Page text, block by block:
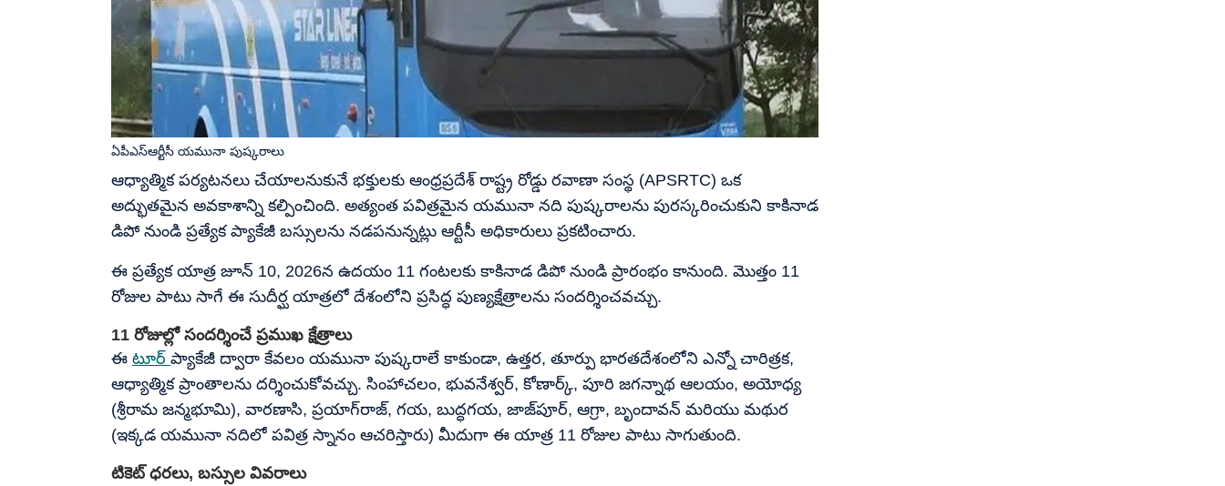
ఆధ్యాత్మిక పర్యటనలు చేయాలనుకునే భక్తులకు ఆంధ్రప్రదేశ్ రాష్ట్ర రోడ్డు రవాణా సంస్థ (APSRTC) ఒక
అద్భుతమైన అవకాశాన్ని కల్పించింది. అత్యంత పవిత్రమైన యమునా నది పుష్కరాలను పురస్కరించుకుని కాకినాడ
డిపో నుండి ప్రత్యేక ప్యాకేజీ బస్సులను నడపనున్నట్లు ఆర్టీసీ అధికారులు ప్రకటించారు.
ఏపీఎస్ఆర్టీసీ యమునా పుష్కరాలు
ఈ ప్రత్యేక యాత్ర జూన్ 10, 2026న ఉదయం 11 గంటలకు కాకినాడ డిపో నుండి ప్రారంభం కానుంది. మొత్తం 11
రోజుల పాటు సాగే ఈ సుదీర్ఘ యాత్రలో దేశంలోని ప్రసిద్ధ పుణ్యక్షేత్రాలను సందర్శించవచ్చు.
11 రోజుల్లో సందర్శించే ప్రముఖ క్షేత్రాలు
ఈ టూర్ ప్యాకేజీ ద్వారా కేవలం యమునా పుష్కరాలే కాకుండా, ఉత్తర, తూర్పు భారతదేశంలోని ఎన్నో చారిత్రక,
ఆధ్యాత్మిక ప్రాంతాలను దర్శించుకోవచ్చు. సింహాచలం, భువనేశ్వర్, కోణార్క్, పూరి జగన్నాథ ఆలయం, అయోధ్య
(శ్రీరామ జన్మభూమి), వారణాసి, ప్రయాగ్‌రాజ్, గయ, బుద్ధగయ, జాజ్‌పూర్, ఆగ్రా, బృందావన్ మరియు మథుర
(ఇక్కడ యమునా నదిలో పవిత్ర స్నానం ఆచరిస్తారు) మీదుగా ఈ యాత్ర 11 రోజుల పాటు సాగుతుంది.
టికెట్ ధరలు, బస్సుల వివరాలు